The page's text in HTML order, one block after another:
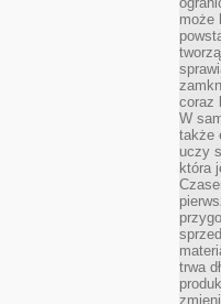
może
coraz
W
także
uczy
która
trwa